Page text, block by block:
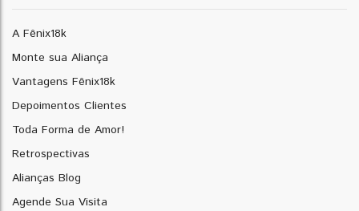
A Fênix18k
Monte sua Aliança
Vantagens Fênix18k
Depoimentos Clientes
Toda Forma de Amor!
Retrospectivas
Alianças Blog
Agende Sua Visita